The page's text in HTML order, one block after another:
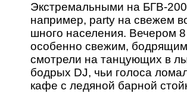
Экстремальными на БГВ-
например, party на свежем
шного населения. Вечером
особенно свежим,
смотрели на танцующих в
бодрых DJ, чьи голоса
кафе с ледяной барной